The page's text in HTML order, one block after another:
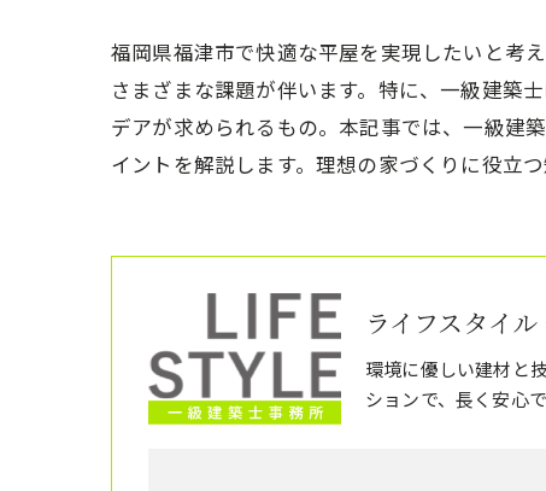
福岡県福津市で快適な平屋を実現したいと考
さまざまな課題が伴います。特に、一級建築
デアが求められるもの。本記事では、一級建
イントを解説します。理想の家づくりに役立
ライフスタイ
環境に優しい建材と
ションで、長く安心